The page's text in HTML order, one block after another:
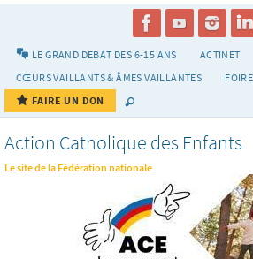
LE GRAND DÉBAT DES 6-15 ANS
ACTINET
CŒURS VAILLANTS & ÂMES VAILLANTES
FAIRE UN DON
Action Catholique des Enfants
Le site de la Fédération nationale